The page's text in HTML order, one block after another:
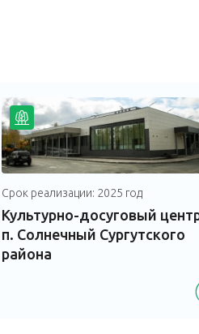
Срок реализации: 2025 год
Культурно-досуговый
п. Солнечный Сургутского
района